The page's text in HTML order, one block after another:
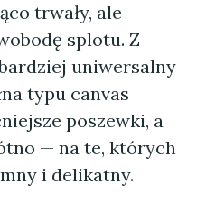
trwały, ale
splotu. Z
uniwersalny
typu canvas
poszewki, a
— na te, których
i delikatny.